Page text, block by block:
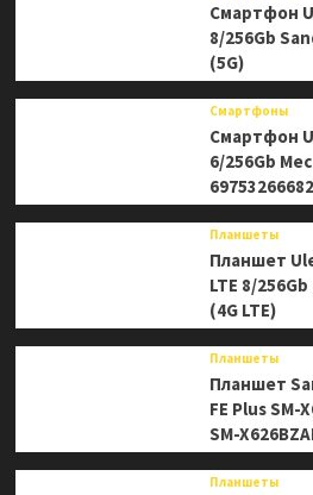
Смартфон
8/256Gb
(5G)
Смартфоны
Смартфон
6/256Gb
Планшеты
Планшет
LTE 8/
(4G LTE)
Планшеты
Планшет
FE Plus SM-
SM-
Планшеты